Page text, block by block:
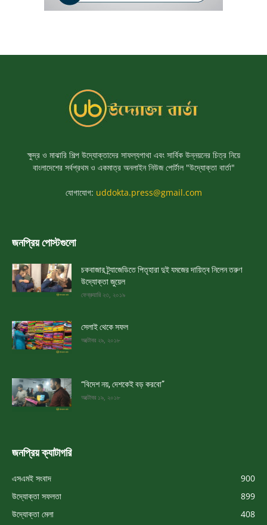
ক্ষুদ্র ও মাঝারি শিল্প উদ্যোক্তাদের সাফল্যগাথা এবং সার্বিক উন্নয়নের চিত্র নিয়ে
বাংলাদেশের সর্বপ্রথম ও একমাত্র অনলাইন নিউজ পোর্টাল "উদ্যোক্তা বার্তা"
যোগাযোগ: uddokta.press@gmail.com
জনপ্রিয় পোস্টগুলো
চকবাজার ট্র্যাজেডিতে পিতৃহারা দুই যমজের দায়িত্ব নিলেন তরুণ
উদ্যোক্তা জুয়েল
ফেব্রুয়ারি ২৩, ২০১৯
সেলাই থেকে সফল
অক্টোবর ২৯, ২০১৮
“বিদেশ নয়, দেশকেই বড় করবো”
অক্টোবর ১৯, ২০১৮
জনপ্রিয় ক্যাটাগরি
এসএমই সংবাদ
900
উদ্যোক্তা সফলতা
899
উদ্যোক্তা মেলা
408